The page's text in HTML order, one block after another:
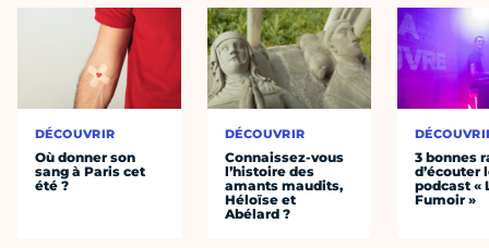
DÉCOUVRIR
Où donner son
sang à Paris cet
été ?
DÉCOUVRIR
Connaissez-vous
l’histoire des
amants maudits,
Héloïse et
Abélard ?
3 bonnes
d’écouter
podcast «
Fumoir »